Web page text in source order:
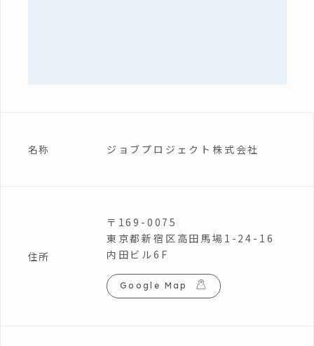
名称 ジョブプロジェクト株式会社
住所
〒169-0075
東京都新宿区高田馬場1-24-16
内田ビル6F
Google Map